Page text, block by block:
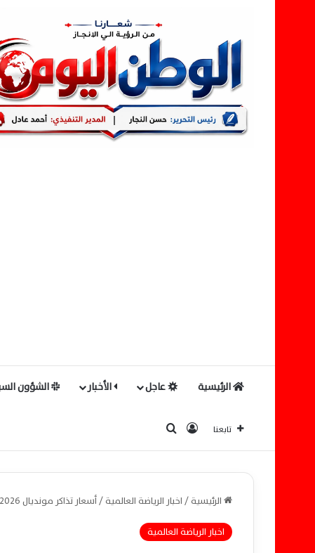
الرئيسية عاجل الأخبار الشؤون
تابعنا تسجيل الدخول
الرئيسية/اخبار الرياضة العالمية/أسعار تذاكر مونديال 2026 تفجر أزمة جديدة بين فيفا والسلطات الأمريكية
اخبار الرياضة العالمية